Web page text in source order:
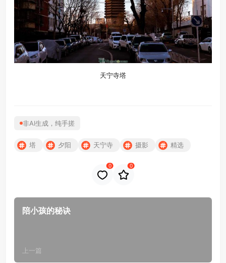
天宁寺塔
非AI生成，纯手搓
塔 夕阳 天宁寺 摄影 精选
0 0
陪小孩的秘诀
上一篇